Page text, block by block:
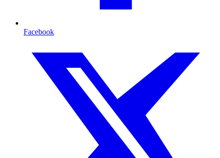
Facebook